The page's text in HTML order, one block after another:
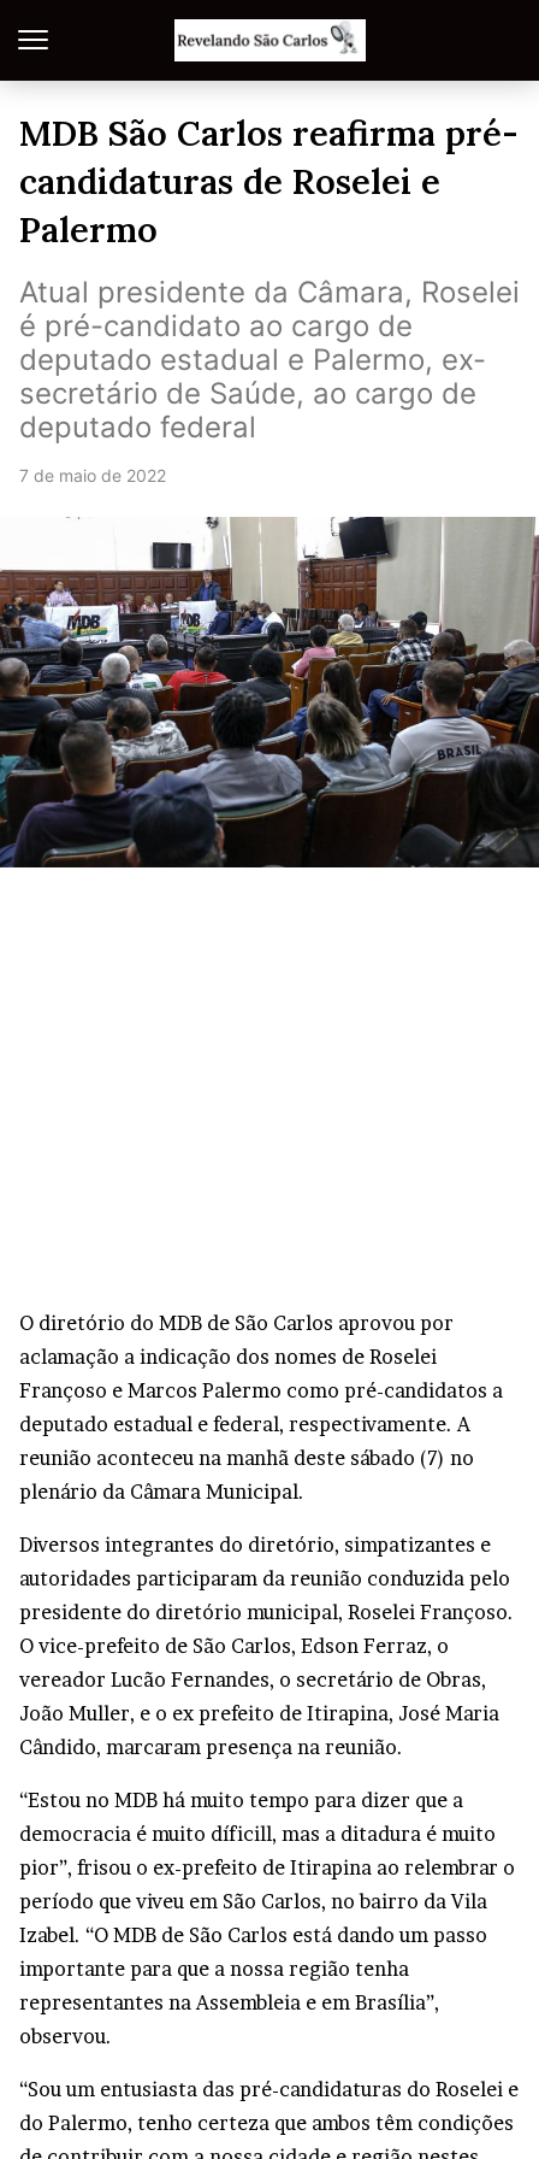
MDB São Carlos reafirma pré-
candidaturas de Roselei e
Palermo
Atual presidente da Câmara, Roselei
é pré-candidato ao cargo de
deputado estadual e Palermo, ex-
secretário de Saúde, ao cargo de
deputado federal
7 de maio de 2022
O diretório do MDB de São Carlos aprovou por
aclamação a indicação dos nomes de Roselei
Françoso e Marcos Palermo como pré-candidatos a
deputado estadual e federal, respectivamente. A
reunião aconteceu na manhã deste sábado (7) no
plenário da Câmara Municipal.
Diversos integrantes do diretório, simpatizantes e
autoridades participaram da reunião conduzida pelo
presidente do diretório municipal, Roselei Françoso.
O vice-prefeito de São Carlos, Edson Ferraz, o
vereador Lucão Fernandes, o secretário de Obras,
João Muller, e o ex prefeito de Itirapina, José Maria
Cândido, marcaram presença na reunião.
“Estou no MDB há muito tempo para dizer que a
democracia é muito díficill, mas a ditadura é muito
pior”, frisou o ex-prefeito de Itirapina ao relembrar o
período que viveu em São Carlos, no bairro da Vila
Izabel. “O MDB de São Carlos está dando um passo
importante para que a nossa região tenha
representantes na Assembleia e em Brasília”,
observou.
“Sou um entusiasta das pré-candidaturas do Roselei e
do Palermo, tenho certeza que ambos têm condições